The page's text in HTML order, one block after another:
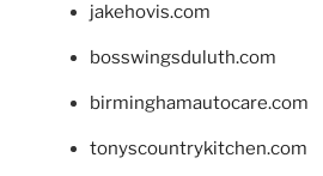
jakehovis.com
bosswingsduluth.com
birminghamautocare.com
tonyscountrykitchen.com